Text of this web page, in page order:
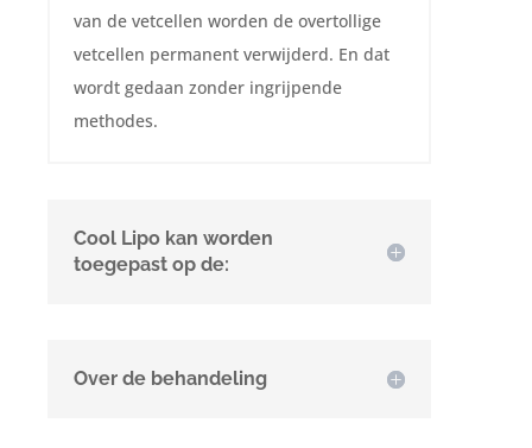
van de vetcellen worden de overtollige
vetcellen permanent verwijderd. En dat
wordt gedaan zonder ingrijpende
methodes.
Cool Lipo kan worden
toegepast op de:
Over de behandeling